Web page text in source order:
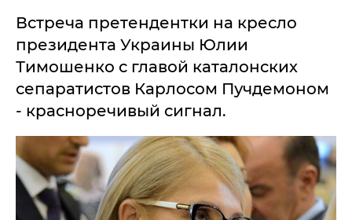
​Встреча претендентки на кресло
президента Украины Юлии
Тимошенко с главой каталонских
сепаратистов Карлосом Пучдемоном
- красноречивый сигнал.